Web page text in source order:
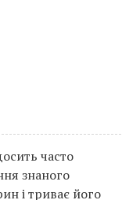
часто
знаного
і триває його